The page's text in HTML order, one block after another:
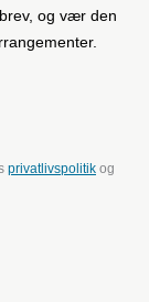
og vær den
privatlivspolitik og